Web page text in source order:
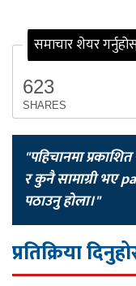
समाचार शेयर
623
SHARES
"पहिचानमा
र कुनै सामाग्री भए
पठाउनु होला।"
प्रतिक्रिया